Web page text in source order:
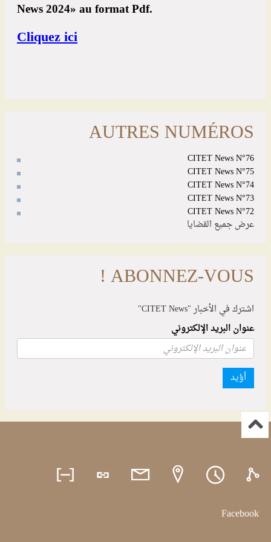
AUTRES NUMÉROS
CITET News N°76
CITET News N°75
CITET News N°74
CITET News N°73
CITET News N°72
عرض جميع القضايا
ABONNEZ-VOUS !
اشترك في الأخبار "CITET News"
عنوان البريد الإلكتروني
أؤيد
Facebook